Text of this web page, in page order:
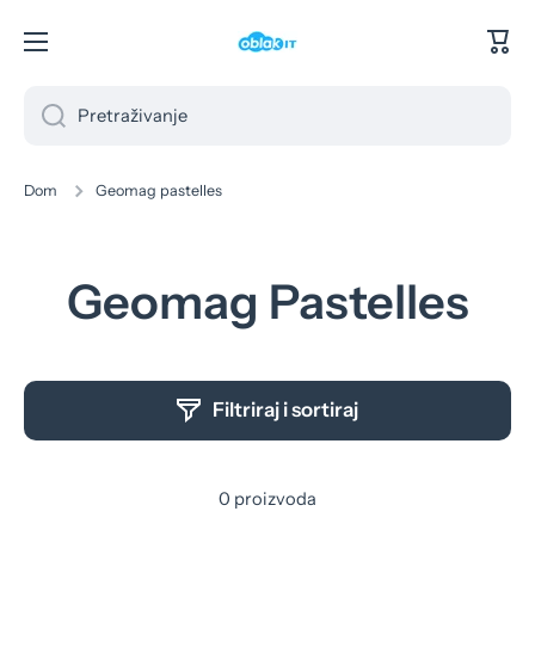
Preskoči na sadržaj
Pretraživanje
Dom Geomag pastelles
Geomag Pastelles
Filtriraj i sortiraj
0 proizvoda